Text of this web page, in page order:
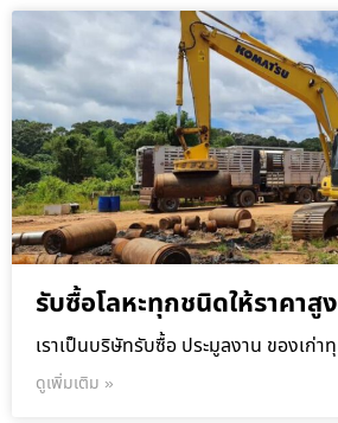
รับซื้อโลหะทุกชนิดให้ราคาสูง
เราเป็นบริษัทรับซื้อ ประมูลงาน ของเก่าทุ
ดูเพิ่มเติม »